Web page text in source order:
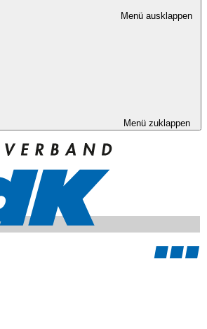
Menü ausklappen
Menü zuklappen